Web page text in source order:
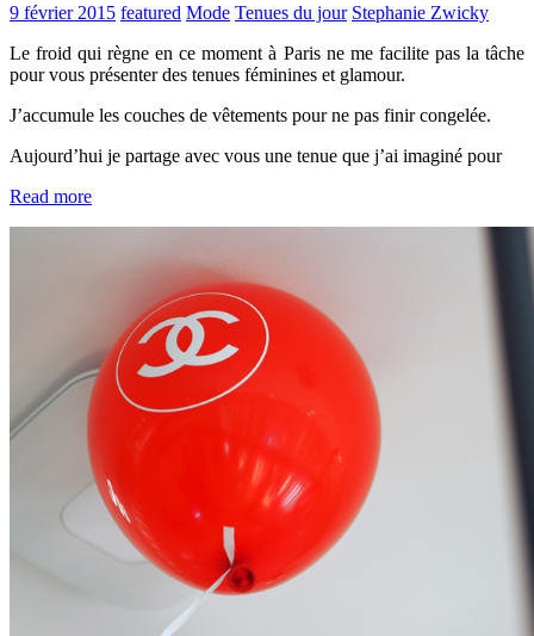
9 février 2015 featured Mode Tenues du jour Stephanie Zwicky
Le froid qui règne en ce moment à Paris ne me facilite pas la tâche
pour vous présenter des tenues féminines et glamour.
J’accumule les couches de vêtements pour ne pas finir congelée.
Aujourd’hui je partage avec vous une tenue que j’ai imaginé pour
Read more